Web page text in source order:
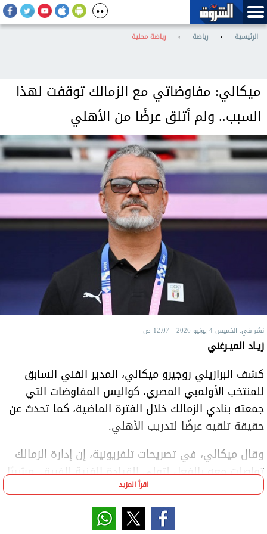
الرئيسية › رياضة › رياضة محلية
ميكالي: مفاوضاتي مع الزمالك توقفت لهذا
السبب.. ولم أتلق عرضًا من الأهلي
نشر في: الخميس 4 يونيو 2026 - 12:07 ص
زيـاد الميـرغني
كشف البرازيلي روجيرو ميكالي، المدير الفني السابق
للمنتخب الأولمبي المصري، كواليس المفاوضات التي
جمعته بنادي الزمالك خلال الفترة الماضية، كما تحدث عن
حقيقة تلقيه عرضًا لتدريب الأهلي.
وقال ميكالي، في تصريحات تلفزيونية، إن إدارة الزمالك
تواصلت معه بالفعل لتولي القيادة الفنية للفريق، مشيرًا
إلى أن المفاوضات لم تكتمل في النهاية رغم وجود رغبة
متبادلة بين الطرفين.
اقرأ المزيد